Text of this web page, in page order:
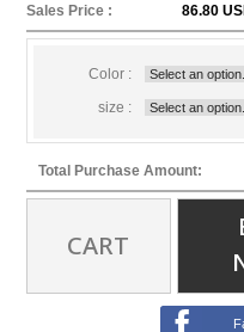
Sales Price : 86.80
Color :
size :
Total Purchase Amount:
CART